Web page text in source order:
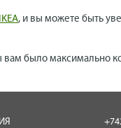
IKEA, и вы можете быть
было максимально